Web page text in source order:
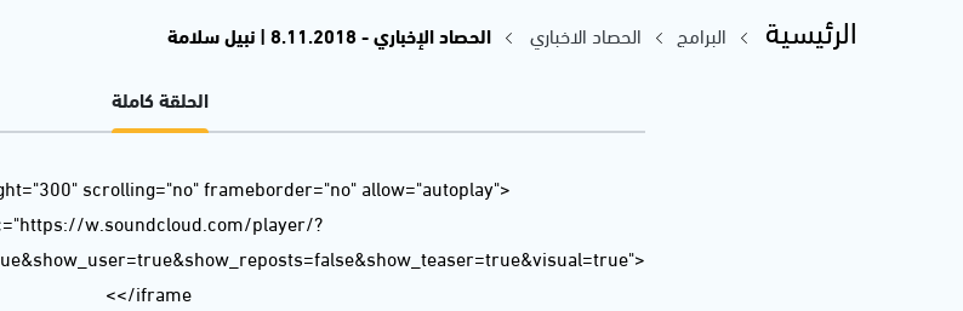
الرئيسية البرامج الحصاد الاخباري
الحصاد الإخباري - 8.11.2018 | نبيل سلامة
الحلقة كاملة
scrolling="no" frameborder="no" allow="autoplay"
w.soundcloud.com/player/?
</iframe>